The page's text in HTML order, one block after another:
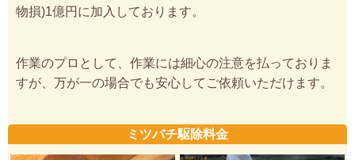
物損)1億円に加入しております。
作業のプロとして、作業には細心の注意を払っておりま
すが、万が一の場合でも安心してご依頼いただけます。
ミツバチ駆除料金